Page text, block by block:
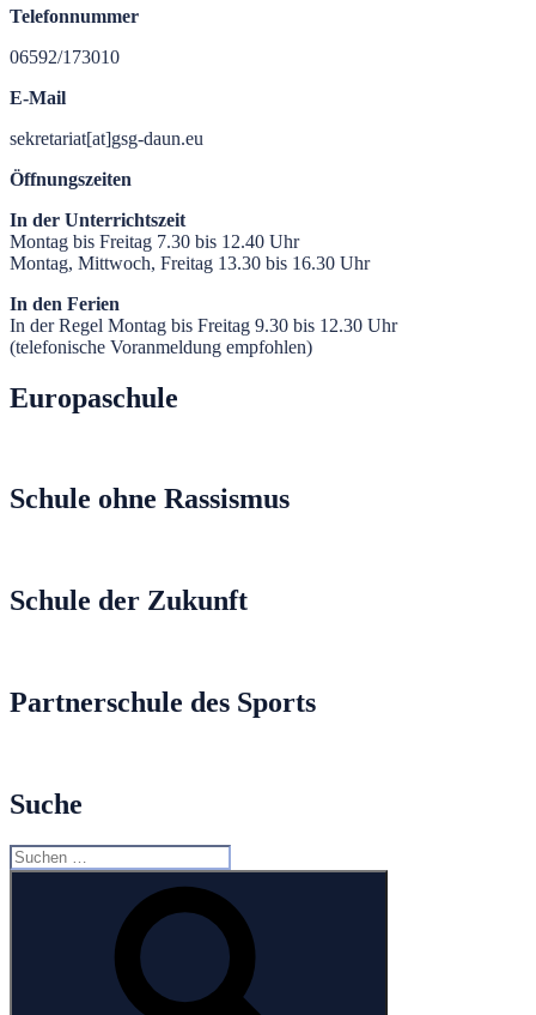
Telefonnummer
06592/173010
E-Mail
sekretariat[at]gsg-daun.eu
Öffnungszeiten
In der Unterrichtszeit
Montag bis Freitag 7.30 bis 12.40 Uhr
Montag, Mittwoch, Freitag 13.30 bis 16.30 Uhr
In den Ferien
In der Regel Montag bis Freitag 9.30 bis 12.30 Uhr
(telefonische Voranmeldung empfohlen)
Europaschule
Schule ohne Rassismus
Schule der Zukunft
Partnerschule des Sports
Suche
Suche
nach: